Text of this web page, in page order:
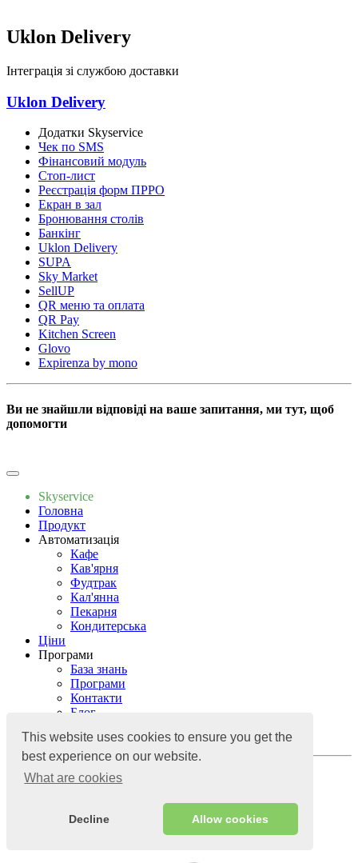
This website uses cookies to ensure you get the
best experience on our website.
What are cookies
Decline Allow cookies
Uklon Delivery
Інтеграція зі службою доставки
Uklon Delivery
Додатки Skyservice
Чек по SMS
Фінансовий модуль
Стоп-лист
Реєстрація форм ПРРО
Екран в зал
Бронювання столів
Банкінг
Uklon Delivery
SUPA
Sky Market
SellUP
QR меню та оплата
QR Pay
Kitchen Screen
Glovo
Expirenza by mono
Ви не знайшли відповіді на ваше запитання, ми тут, щоб
допомогти
Skyservice
Головна
Продукт
Автоматизація
Кафе
Кав'ярня
Фудтрак
Кал'янна
Пекарня
Кондитерська
Ціни
Програми
База знань
Програми
Контакти
Блог
Контакти
УВІЙТИ
Хмарна система обліку